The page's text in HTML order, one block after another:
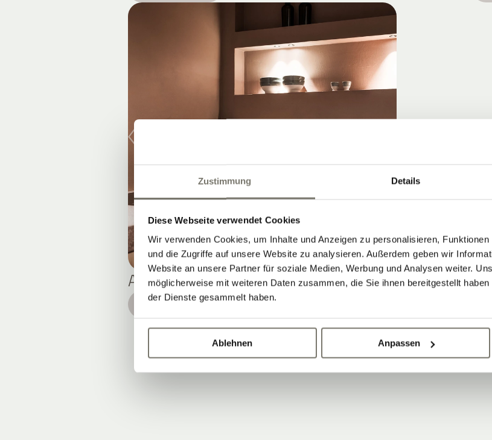
Zustimmung Details
Diese Webseite verwendet Cookies
Wir verwenden Cookies, um Inhalte und Anzeigen zu personalisieren,
und die Zugriffe auf unsere Website zu analysieren. Außerdem geben wir
Website an unsere Partner für soziale Medien, Werbung und Analysen weiter.
möglicherweise mit weiteren Daten zusammen, die Sie ihnen bereitgestellt
der Dienste gesammelt haben.
Ablehnen Anpassen
APARTMENT L
DETAILS